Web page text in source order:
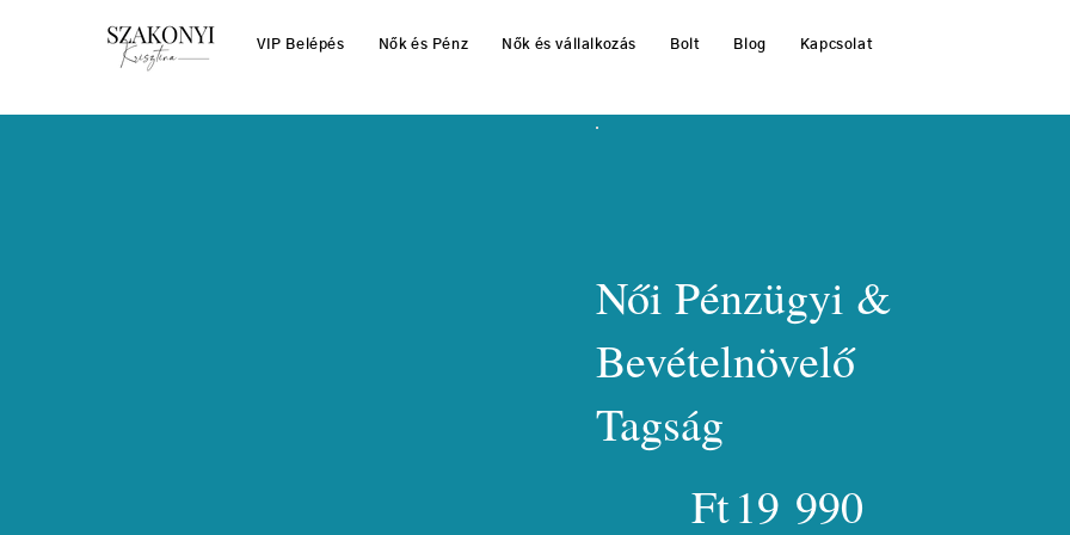
VIP Belépés Nők és Pénz Nők és vállalkozás Bolt Blog Kapcsolat
Női Pénzügyi &
Bevételnövelő
Tagság
Ft19 990